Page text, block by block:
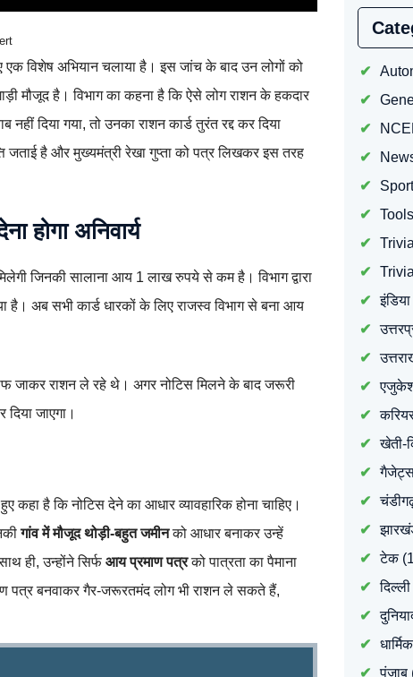
एक विशेष अभियान चलाया है। इस जांच के बाद उन लोगों को
मौजूद है। विभाग का कहना है कि ऐसे लोग राशन के हकदार
दिया गया, तो उनका राशन कार्ड तुरंत रद्द कर दिया
जताई है और मुख्यमंत्री रेखा गुप्ता को पत्र लिखकर इस तरह
होगा अनिवार्य
जिनकी सालाना आय 1 लाख रुपये से कम है। विभाग द्वारा
है। अब सभी कार्ड धारकों के लिए राजस्व विभाग से बना आय
जाकर राशन ले रहे थे। अगर नोटिस मिलने के बाद जरूरी
जाएगा।
है कि नोटिस देने का आधार व्यावहारिक होना चाहिए।
गांव में मौजूद थोड़ी-बहुत जमीनको आधार बनाकर उन्हें
ही, उन्होंने सिर्फ आय प्रमाण पत्रको पात्रता का पैमाना
पत्र बनवाकर गैर-जरूरतमंद लोग भी राशन ले सकते हैं,
Tools
इंडिया
खेती-
टेक
दिल्ली
धार्मिक
पंजाब